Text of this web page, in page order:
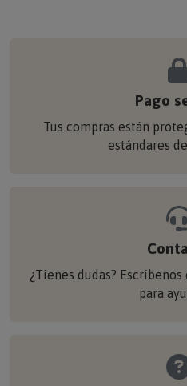
Pago
Tus compras están
estándares
¿Tienes dudas?
para